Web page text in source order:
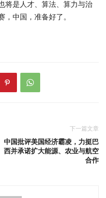
将是人才、算法、算力与治
中国，准备好了。
下一篇文章
中国批评美国经济霸凌，力挺巴
西并承诺扩大能源、农业与航空
合作